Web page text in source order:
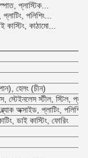
প্লাস্টিক...
পলিশিং...
কাঠামো...
হেলং (চীন)
স্টেইনলেস স্টীল, স্টিল,
অক্সাইড, প্লাটিং, পলিশিং
ডাই কাস্টিং, ফোরিং